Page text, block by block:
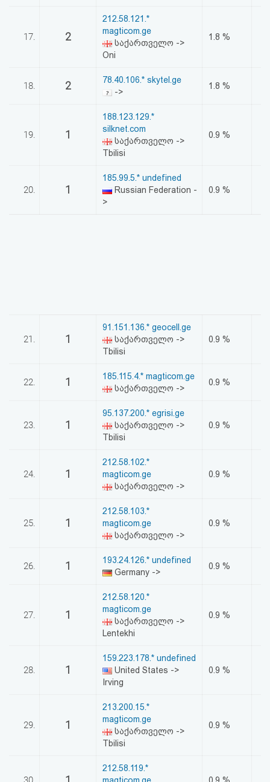
17. 2
212.58.121.*
magticom.ge
საქართველო ->
Oni
1.8 %
18. 2
78.40.106.* skytel.ge
->
1.8 %
19. 1
188.123.129.*
silknet.com
საქართველო ->
Tbilisi
0.9 %
20. 1
185.99.5.* undefined
Russian Federation -
>
0.9 %
21. 1
91.151.136.* geocell.ge
საქართველო ->
Tbilisi
0.9 %
22. 1
185.115.4.* magticom.ge
საქართველო ->
0.9 %
23. 1
95.137.200.* egrisi.ge
საქართველო ->
Tbilisi
0.9 %
24. 1
212.58.102.*
magticom.ge
საქართველო ->
0.9 %
25. 1
212.58.103.*
magticom.ge
საქართველო ->
0.9 %
26. 1
193.24.126.* undefined
Germany ->
0.9 %
27. 1
212.58.120.*
magticom.ge
საქართველო ->
Lentekhi
0.9 %
28. 1
159.223.178.* undefined
United States ->
Irving
0.9 %
29. 1
213.200.15.*
magticom.ge
საქართველო ->
Tbilisi
0.9 %
212.58.119.*
magticom.ge
0.9 %